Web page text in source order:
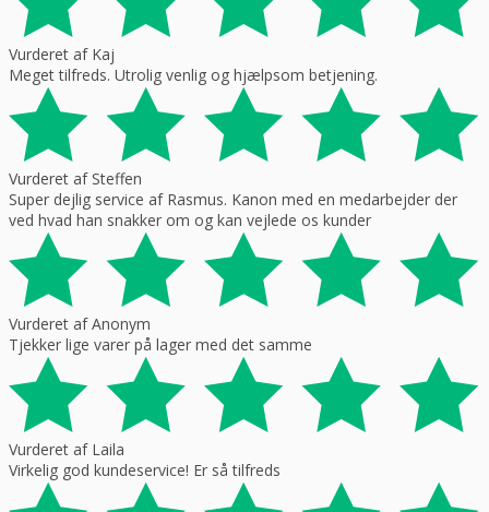
Vurderet af Kaj
Meget tilfreds. Utrolig venlig og hjælpsom betjening.
Vurderet af Steffen
Super dejlig service af Rasmus. Kanon med en medarbejder der
ved hvad han snakker om og kan vejlede os kunder
Vurderet af Anonym
Tjekker lige varer på lager med det samme
Vurderet af Laila
Virkelig god kundeservice! Er så tilfreds